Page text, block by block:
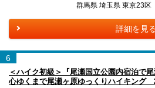
群馬県 埼玉県 東京23区
詳細を見
6
＜ハイク初級＞『尾瀬国立公園内宿泊で
心ゆくまで尾瀬ヶ原ゆっくりハイキング